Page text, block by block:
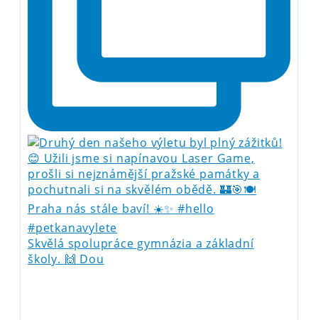
Skvělá spolupráce gymnázia a základní
školy. 🙌 Dou